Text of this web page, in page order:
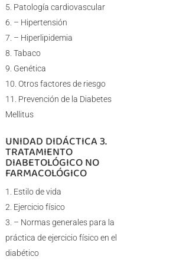
Patología cardiovascular
– Hipertensión
– Hiperlipidemia
Tabaco
Genética
Otros factores de riesgo
Prevención de la Diabetes
Mellitus
UNIDAD DIDÁCTICA 3.
TRATAMIENTO
DIABETOLÓGICO NO
FARMACOLÓGICO
Estilo de vida
Ejercicio físico
– Normas generales para la
práctica de ejercicio físico en el
diabético